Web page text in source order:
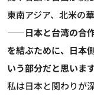
東南アジア、北米の
――日本と台湾の合
を結ぶために、日本
いう部分だと思いま
私は日本と関わりが